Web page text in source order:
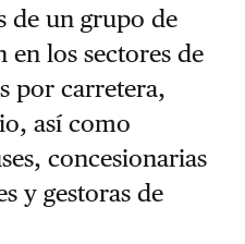
de un grupo de
en los sectores de
por carretera,
así como
concesionarias
y gestoras de